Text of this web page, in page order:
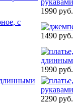
1990 руб.
1490 руб.
1990 руб.
2290 руб.